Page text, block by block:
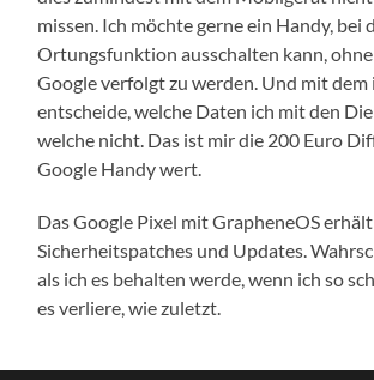
missen. Ich möchte gerne ein Handy, bei
Ortungsfunktion ausschalten kann,
Google verfolgt zu werden. Und mit dem
entscheide, welche Daten ich mit den
welche nicht. Das ist mir die 200 Euro
Google Handy wert.
Das Google Pixel mit GrapheneOS
Sicherheitspatches und Updates.
als ich es behalten werde, wenn ich so
es verliere, wie zuletzt.